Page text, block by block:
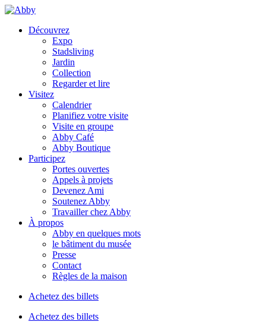
Découvrez
Expo
Stadsliving
Jardin
Collection
Regarder et lire
Visitez
Calendrier
Planifiez votre visite
Visite en groupe
Abby Café
Abby Boutique
Participez
Portes ouvertes
Appels à projets
Devenez Ami
Soutenez Abby
Travailler chez Abby
À propos
Abby en quelques mots
le bâtiment du musée
Presse
Contact
Règles de la maison
Achetez des billets
Achetez des billets